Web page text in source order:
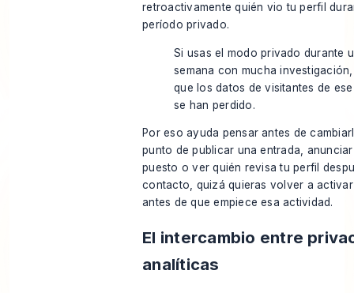
retroactivamente quién vio tu perfil
período privado.
Si usas el modo privado durante
semana con mucha
que los datos de visitantes de
se han perdido.
Por eso ayuda pensar antes de
punto de publicar una entrada,
puesto o ver quién revisa tu perfil
contacto, quizá quieras volver a
antes de que empiece esa actividad.
El intercambio entre
analíticas